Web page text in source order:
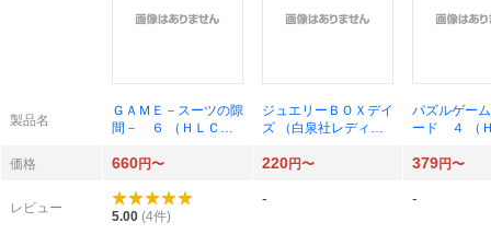
製品名
ＧＡＭＥ－スーツの隙
間－ ６ （ＨＬＣ
ｅ ｐｒｅｓｅｎｔ
ジュエリーＢＯＸデイ
ズ （白泉社レディー
間 美由紀 著
パズルゲー
ード ４ （
ＥＮＴＳ）
価格 660円〜 220円〜 379円〜
レビュー
5.00 (4件)
- -